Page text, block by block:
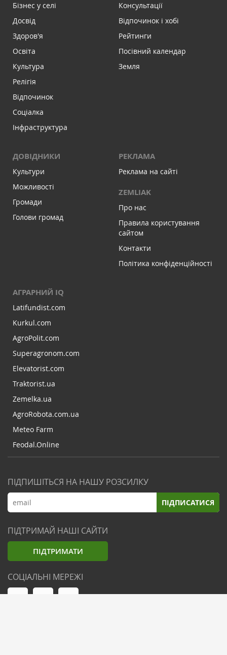
Бізнес у селі
Досвід
Здоров'я
Освіта
Культура
Релігія
Відпочинок
Соціалка
Інфраструктура
Консультації
Відпочинок і хобі
Рейтинги
Посівний календар
Земля
ДОВІДНИКИ
Культури
Можливості
Громади
Голови громад
РЕКЛАМА
Реклама на сайті
ZEMLIAK
Про нас
Правила користування
сайтом
Контакти
Політика конфіденційності
АГРАРНИЙ IQ
Latifundist.com
Kurkul.com
AgroPolit.com
Superagronom.com
Elevatorist.com
Traktorist.ua
Zemelka.ua
AgroRobota.com.ua
Meteo Farm
Feodal.Online
ПІДПИШІТЬСЯ НА НАШУ РОЗСИЛКУ
ПІДПИСАТИСЯ
ПІДТРИМАЙ НАШІ САЙТИ
ПІДТРИМАТИ
СОЦІАЛЬНІ МЕРЕЖІ